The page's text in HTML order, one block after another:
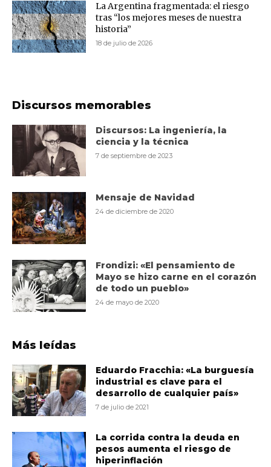
La Argentina fragmentada: el riesgo
tras “los mejores meses de nuestra
historia”
18 de julio de 2026
Discursos memorables
Discursos: La ingeniería, la
ciencia y la técnica
7 de septiembre de 2023
Mensaje de Navidad
24 de diciembre de 2020
Frondizi: «El pensamiento de
Mayo se hizo carne en el corazón
de todo un pueblo»
24 de mayo de 2020
Más leídas
Eduardo Fracchia: «La burguesía
industrial es clave para el
desarrollo de cualquier país»
7 de julio de 2021
La corrida contra la deuda en
pesos aumenta el riesgo de
hiperinflación